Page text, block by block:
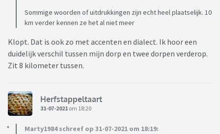
Sommige woorden of uitdrukkingen zijn echt heel plaatselijk. 10
km verder kennen ze het al niet meer
Klopt. Dat is ook zo met accenten en dialect. Ik hoor een
duidelijk verschil tussen mijn dorp en twee dorpen verderop.
Zit 8 kilometer tussen.
Herfstappeltaart
31-07-2021 om 18:20
Marty1984 schreef op 31-07-2021 om 18:19: